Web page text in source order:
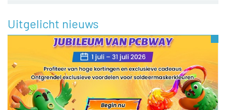
Uitgelicht nieuws